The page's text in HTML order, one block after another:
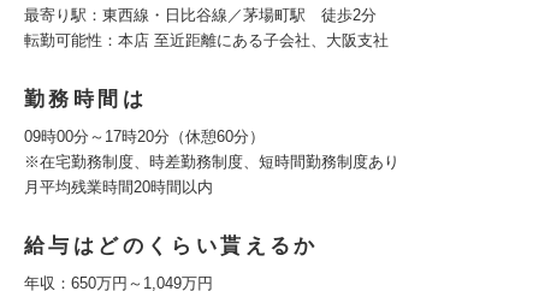
最寄り駅：東西線・日比谷線／茅場町駅 徒歩2分
転勤可能性：本店 至近距離にある子会社、大阪支社
勤務時間は
09時00分～17時20分（休憩60分）
※在宅勤務制度、時差勤務制度、短時間勤務制度あり
月平均残業時間20時間以内
給与はどのくらい貰えるか
年収：650万円～1,049万円